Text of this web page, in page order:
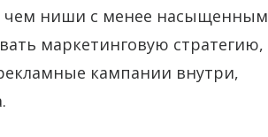
чем ниши с менее насыщенным
маркетинговую стратегию,
кампании внутри,